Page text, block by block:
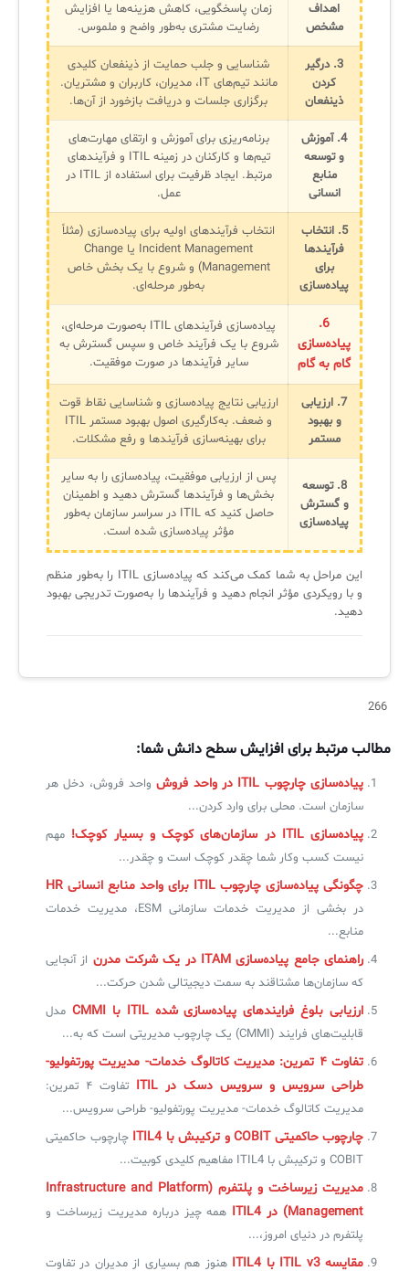
اهداف
مشخص
زمان پاسخگویی، کاهش هزینه‌ها یا افزایش
رضایت مشتری به‌طور واضح و ملموس.
3. درگیر
کردن
ذینفعان
شناسایی و جلب حمایت از ذینفعان کلیدی
مانند تیم‌های IT، مدیران، کاربران و مشتریان.
برگزاری جلسات و دریافت بازخورد از آن‌ها.
4. آموزش
و توسعه
منابع
انسانی
برنامه‌ریزی برای آموزش و ارتقای مهارت‌های
تیم‌ها و کارکنان در زمینه ITIL و فرآیندهای
مرتبط. ایجاد ظرفیت برای استفاده از ITIL در
عمل.
5. انتخاب
فرآیندها
برای
پیاده‌سازی
انتخاب فرآیندهای اولیه برای پیاده‌سازی (مثلاً
Incident Management یا Change
Management) و شروع با یک بخش خاص
به‌طور مرحله‌ای.
6.
پیاده‌سازی
گام به گام
پیاده‌سازی فرآیندهای ITIL به‌صورت مرحله‌ای،
شروع با یک فرآیند خاص و سپس گسترش به
سایر فرآیندها در صورت موفقیت.
7. ارزیابی
و بهبود
مستمر
ارزیابی نتایج پیاده‌سازی و شناسایی نقاط قوت
و ضعف. به‌کارگیری اصول بهبود مستمر ITIL
برای بهینه‌سازی فرآیندها و رفع مشکلات.
8. توسعه
و گسترش
پیاده‌سازی
پس از ارزیابی موفقیت، پیاده‌سازی را به سایر
بخش‌ها و فرآیندها گسترش دهید و اطمینان
حاصل کنید که ITIL در سراسر سازمان به‌طور
مؤثر پیاده‌سازی شده است.
این مراحل به شما کمک می‌کند که پیاده‌سازی ITIL را به‌طور منظم
و با رویکردی مؤثر انجام دهید و فرآیندها را به‌صورت تدریجی بهبود
دهید.
266
مطالب مرتبط برای افزایش سطح دانش شما:
پیاده‌سازی چارچوب ITIL در واحد فروش
واحد فروش، دخل هر
سازمان است. محلی برای وارد کردن...
پیاده‌سازی ITIL در سازمان‌های کوچک و بسیار کوچک!
مهم
نیست کسب وکار شما چقدر کوچک است و چقدر...
چگونگی پیاده‌سازی چارچوب ITIL‌ برای واحد منابع انسانی HR
در بخشی از مدیریت خدمات سازمانی ESM، مدیریت خدمات
منابع...
راهنمای جامع پیاده‌سازی ITAM در یک شرکت مدرن
از آنجایی
که سازمان‌ها مشتاقند به سمت دیجیتالی شدن حرکت...
ارزیابی بلوغ فرایندهای پیاده‌سازی شده ITIL با CMMI
مدل
قابلیت‌های فرایند (CMMI) یک چارچوب مدیریتی است که به...
تفاوت ۴ تمرین: مدیریت کاتالوگ خدمات- مدیریت پورتفولیو-
طراحی سرویس و سرویس دسک در ITIL
تفاوت ۴ تمرین:
مدیریت کاتالوگ خدمات- مدیریت پورتفولیو- طراحی سرویس...
چارچوب حاکمیتی COBIT و ترکیبش با ITIL4
چارچوب حاکمیتی
COBIT و ترکیبش با ITIL4 مفاهیم کلیدی کوبیت...
مدیریت زیرساخت و پلتفرم (Infrastructure and Platform
Management) در ITIL4
همه چیز درباره مدیریت زیرساخت و
پلتفرم در دنیای امروز،...
مقایسه ITIL v3 با ITIL4 هنوز هم بسیاری از مدیران در تفاوت